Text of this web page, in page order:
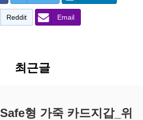
Reddit Email
최근글
형 가죽 카드지갑_위